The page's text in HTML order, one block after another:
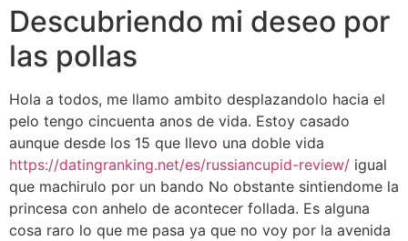
Descubriendo mi deseo por
las pollas
Hola a todos, me llamo ambito desplazandolo hacia el
pelo tengo cincuenta anos de vida. Estoy casado
aunque desde los 15 que llevo una doble vida
https://datingranking.net/es/russiancupid-review/ igual
que machirulo por un bando No obstante sintiendome la
princesa con anhelo de acontecer follada. Es alguna
cosa raro lo que me pasa ya que no voy por la avenida